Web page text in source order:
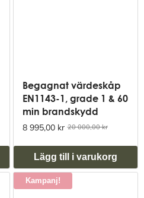
Begagnat värdeskåp
EN1143-1, grade 1 & 60
min brandskydd
8 995,00 kr 20 000,00 kr
Lägg till i varukorg
Kampanj!